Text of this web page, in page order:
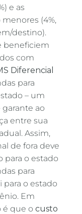
e as
(4%,
destino).
beneficiem
com
Diferencial
para
– um
ao
entre sua
Assim,
de fora deve
para o estado
para
para o estado
Em
é que o custo